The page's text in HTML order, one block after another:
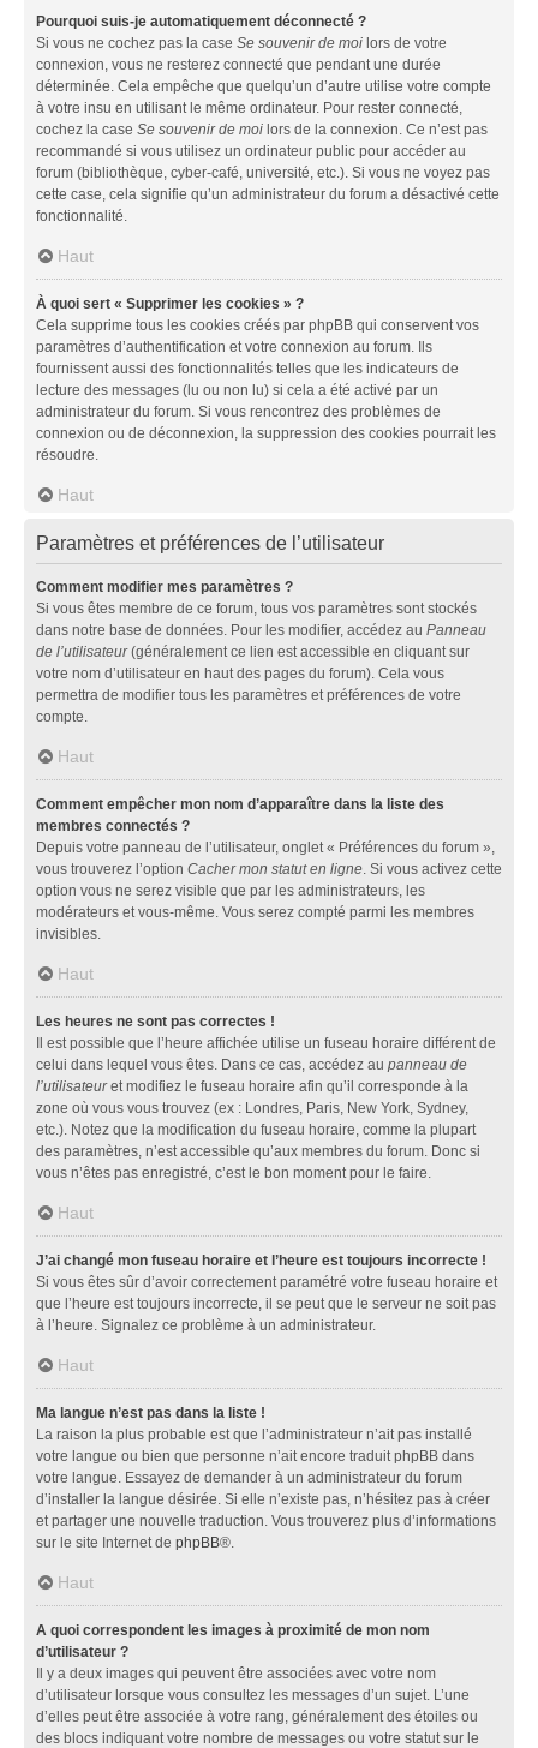
Pourquoi suis-je automatiquement déconnecté ?
Si vous ne cochez pas la case Se souvenir de moi lors de votre
connexion, vous ne resterez connecté que pendant une durée
déterminée. Cela empêche que quelqu’un d’autre utilise votre compte
à votre insu en utilisant le même ordinateur. Pour rester connecté,
cochez la case Se souvenir de moi lors de la connexion. Ce n’est pas
recommandé si vous utilisez un ordinateur public pour accéder au
forum (bibliothèque, cyber-café, université, etc.). Si vous ne voyez pas
cette case, cela signifie qu’un administrateur du forum a désactivé cette
fonctionnalité.
Haut
À quoi sert « Supprimer les cookies » ?
Cela supprime tous les cookies créés par phpBB qui conservent vos
paramètres d’authentification et votre connexion au forum. Ils
fournissent aussi des fonctionnalités telles que les indicateurs de
lecture des messages (lu ou non lu) si cela a été activé par un
administrateur du forum. Si vous rencontrez des problèmes de
connexion ou de déconnexion, la suppression des cookies pourrait les
résoudre.
Haut
Paramètres et préférences de l’utilisateur
Comment modifier mes paramètres ?
Si vous êtes membre de ce forum, tous vos paramètres sont stockés
dans notre base de données. Pour les modifier, accédez au Panneau
de l’utilisateur(généralement ce lien est accessible en cliquant sur
votre nom d’utilisateur en haut des pages du forum). Cela vous
permettra de modifier tous les paramètres et préférences de votre
compte.
Haut
Comment empêcher mon nom d’apparaître dans la liste des
membres connectés ?
Depuis votre panneau de l’utilisateur, onglet « Préférences du forum »,
vous trouverez l’option Cacher mon statut en ligne. Si vous activez cette
option vous ne serez visible que par les administrateurs, les
modérateurs et vous-même. Vous serez compté parmi les membres
invisibles.
Haut
Les heures ne sont pas correctes !
Il est possible que l’heure affichée utilise un fuseau horaire différent de
celui dans lequel vous êtes. Dans ce cas, accédez au panneau de
l’utilisateuret modifiez le fuseau horaire afin qu’il corresponde à la
zone où vous vous trouvez (ex : Londres, Paris, New York, Sydney,
etc.). Notez que la modification du fuseau horaire, comme la plupart
des paramètres, n’est accessible qu’aux membres du forum. Donc si
vous n’êtes pas enregistré, c’est le bon moment pour le faire.
Haut
J’ai changé mon fuseau horaire et l’heure est toujours incorrecte !
Si vous êtes sûr d’avoir correctement paramétré votre fuseau horaire et
que l’heure est toujours incorrecte, il se peut que le serveur ne soit pas
à l’heure. Signalez ce problème à un administrateur.
Haut
Ma langue n’est pas dans la liste !
La raison la plus probable est que l’administrateur n’ait pas installé
votre langue ou bien que personne n’ait encore traduit phpBB dans
votre langue. Essayez de demander à un administrateur du forum
d’installer la langue désirée. Si elle n’existe pas, n’hésitez pas à créer
et partager une nouvelle traduction. Vous trouverez plus d’informations
sur le site Internet de phpBB®.
Haut
A quoi correspondent les images à proximité de mon nom
d’utilisateur ?
Il y a deux images qui peuvent être associées avec votre nom
d’utilisateur lorsque vous consultez les messages d’un sujet. L’une
d’elles peut être associée à votre rang, généralement des étoiles ou
des blocs indiquant votre nombre de messages ou votre statut sur le